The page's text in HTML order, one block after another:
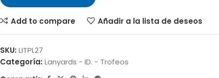
Add to compare Añadir a la lista de deseos
SKU: LITPL27
Categoría: Lanyards - ID. - Trofeos